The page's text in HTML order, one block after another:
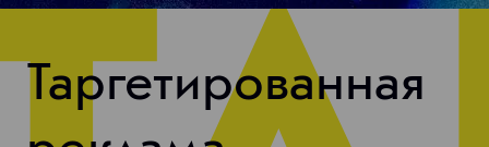
Таргетированная